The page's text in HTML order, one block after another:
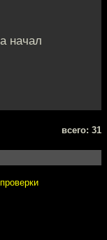
начал
всего: 31